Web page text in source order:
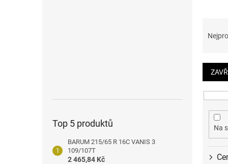
Top 5 produktů
BARUM 215/65 R 16C VANIS 3
109/107T
2 465,84 Kč
í
p
r
Na